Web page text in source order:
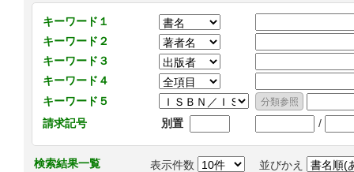
キーワード１
キーワード２
キーワード３
キーワード４
キーワード５
請求記号
別置 /
検索結果一覧 表示件数 並びかえ